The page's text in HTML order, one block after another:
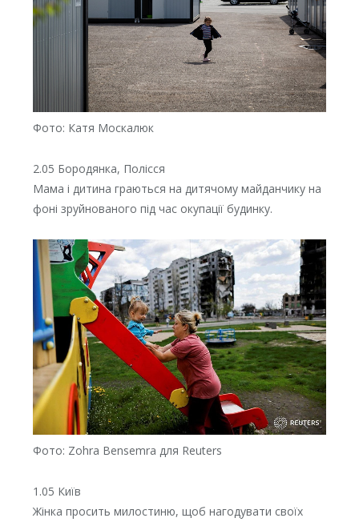
Фото: Катя Москалюк
2.05 Бородянка, Полісся
Мама і дитина граються на дитячому майданчику на
фоні зруйнованого під час окупації будинку.
Фото: Zohra Bensemra для Reuters
1.05 Київ
Жінка просить милостиню, щоб нагодувати своїх